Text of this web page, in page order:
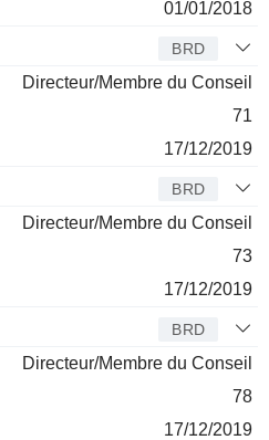
01/01/2018
BRD
Directeur/Membre du Conseil
71
17/12/2019
BRD
Directeur/Membre du Conseil
73
17/12/2019
BRD
Directeur/Membre du Conseil
78
17/12/2019